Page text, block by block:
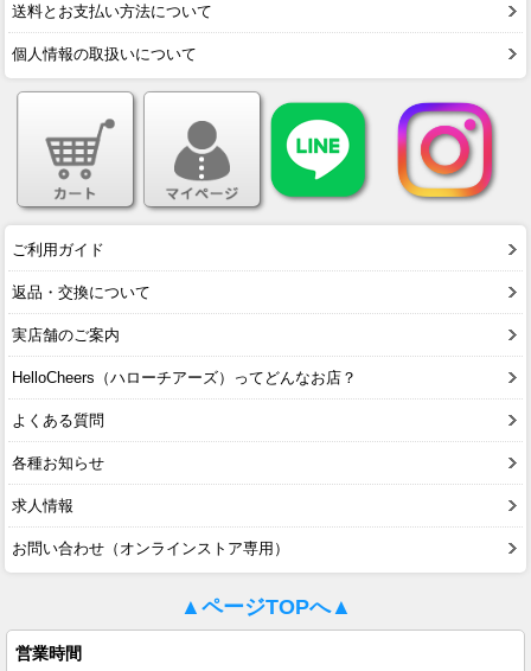
送料とお支払い方法について
個人情報の取扱いについて
ご利用ガイド
返品・交換について
実店舗のご案内
HelloCheers（ハローチアーズ）ってどんなお店？
よくある質問
各種お知らせ
求人情報
お問い合わせ（オンラインストア専用）
▲ページTOPへ▲
営業時間